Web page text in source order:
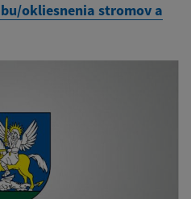
okliesnenia stromov a